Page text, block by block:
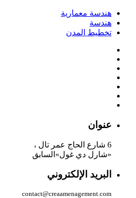
هندسة معمارية
هندسة
تخطيط المدن
عنوان
6 شارع الحاج عمر تال ،
«شارل دي غول»السابق
البريد الإلكتروني
contact@creaamenagement.com